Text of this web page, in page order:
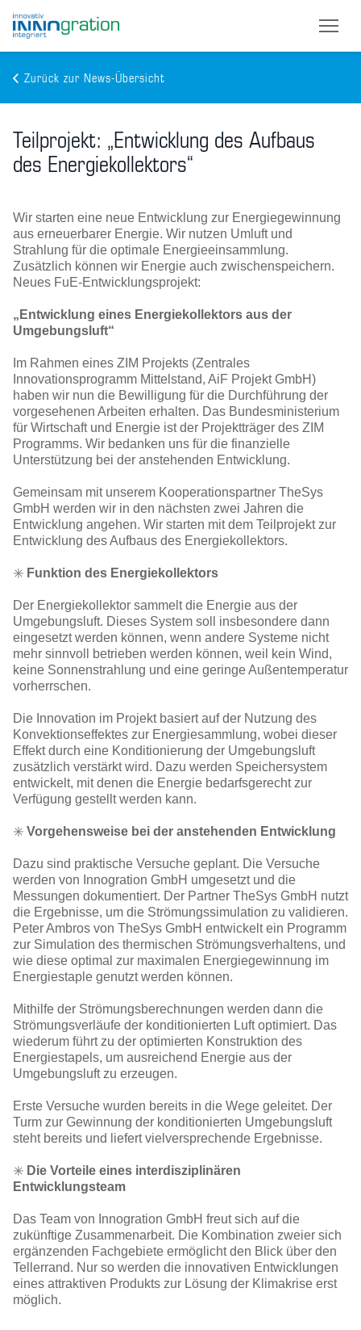
main
content
Zurück zur News-Übersicht
Teilprojekt: „Entwicklung des Aufbaus
des Energiekollektors“
Wir starten eine neue Entwicklung zur Energiegewinnung
aus erneuerbarer Energie. Wir nutzen Umluft und
Strahlung für die optimale Energieeinsammlung.
Zusätzlich können wir Energie auch zwischenspeichern.
Neues FuE-Entwicklungsprojekt:
„Entwicklung eines Energiekollektors aus der
Umgebungsluft“
Im Rahmen eines ZIM Projekts (Zentrales
Innovationsprogramm Mittelstand, AiF Projekt GmbH)
haben wir nun die Bewilligung für die Durchführung der
vorgesehenen Arbeiten erhalten. Das Bundesministerium
für Wirtschaft und Energie ist der Projektträger des ZIM
Programms. Wir bedanken uns für die finanzielle
Unterstützung bei der anstehenden Entwicklung.
Gemeinsam mit unserem Kooperationspartner TheSys
GmbH werden wir in den nächsten zwei Jahren die
Entwicklung angehen. Wir starten mit dem Teilprojekt zur
Entwicklung des Aufbaus des Energiekollektors.
✳️ Funktion des Energiekollektors
Der Energiekollektor sammelt die Energie aus der
Umgebungsluft. Dieses System soll insbesondere dann
eingesetzt werden können, wenn andere Systeme nicht
mehr sinnvoll betrieben werden können, weil kein Wind,
keine Sonnenstrahlung und eine geringe Außentemperatur
vorherrschen.
Die Innovation im Projekt basiert auf der Nutzung des
Konvektionseffektes zur Energiesammlung, wobei dieser
Effekt durch eine Konditionierung der Umgebungsluft
zusätzlich verstärkt wird. Dazu werden Speichersystem
entwickelt, mit denen die Energie bedarfsgerecht zur
Verfügung gestellt werden kann.
✳️ Vorgehensweise bei der anstehenden Entwicklung
Dazu sind praktische Versuche geplant. Die Versuche
werden von Innogration GmbH umgesetzt und die
Messungen dokumentiert. Der Partner TheSys GmbH nutzt
die Ergebnisse, um die Strömungssimulation zu validieren.
Peter Ambros von TheSys GmbH entwickelt ein Programm
zur Simulation des thermischen Strömungsverhaltens, und
wie diese optimal zur maximalen Energiegewinnung im
Energiestaple genutzt werden können.
Mithilfe der Strömungsberechnungen werden dann die
Strömungsverläufe der konditionierten Luft optimiert. Das
wiederum führt zu der optimierten Konstruktion des
Energiestapels, um ausreichend Energie aus der
Umgebungsluft zu erzeugen.
Erste Versuche wurden bereits in die Wege geleitet. Der
Turm zur Gewinnung der konditionierten Umgebungsluft
steht bereits und liefert vielversprechende Ergebnisse.
✳️ Die Vorteile eines interdisziplinären
Entwicklungsteam
Das Team von Innogration GmbH freut sich auf die
zukünftige Zusammenarbeit. Die Kombination zweier sich
ergänzenden Fachgebiete ermöglicht den Blick über den
Tellerrand. Nur so werden die innovativen Entwicklungen
eines attraktiven Produkts zur Lösung der Klimakrise erst
möglich.